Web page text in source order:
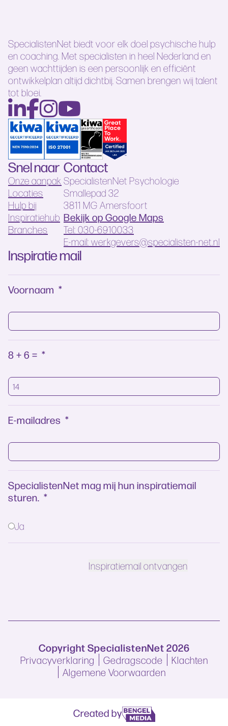
SpecialistenNet biedt voor elk doel psychische hulp
en coaching. Met specialisten in heel Nederland en
geen wachttijden is een persoonlijk en efficiënt
ontwikkelplan altijd dichtbij. Samen brengen wij talent
tot bloei.
Snel naar
Onze aanpak
Locaties
Hulp bij
Inspiratiehub
Branches
Contact
SpecialistenNet Psychologie
Smallepad 32
3811 MG Amersfoort
Bekijk op Google Maps
Tel: 030-6910033
E-mail: werkgevers@specialisten-net.nl
Inspiratie mail
Voornaam *
8 + 6 = *
E-mailadres *
SpecialistenNet mag mij hun inspiratiemail
sturen. *
Ja
Copyright SpecialistenNet 2026
Privacyverklaring Gedragscode
Klachten
Algemene Voorwaarden
Created by